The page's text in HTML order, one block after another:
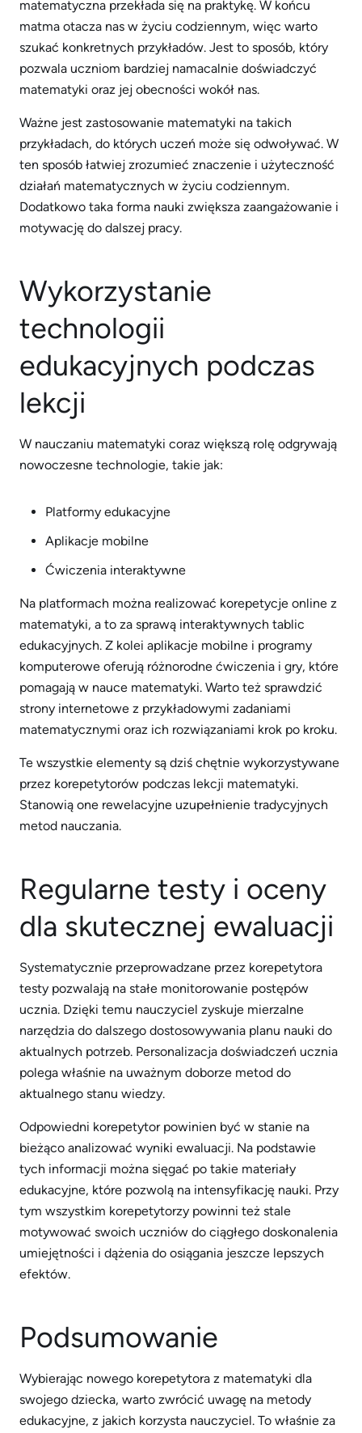
matematyczna przekłada się na praktykę. W końcu
matma otacza nas w życiu codziennym, więc warto
szukać konkretnych przykładów. Jest to sposób, który
pozwala uczniom bardziej namacalnie doświadczyć
matematyki oraz jej obecności wokół nas.
Ważne jest zastosowanie matematyki na takich
przykładach, do których uczeń może się odwoływać. W
ten sposób łatwiej zrozumieć znaczenie i użyteczność
działań matematycznych w życiu codziennym.
Dodatkowo taka forma nauki zwiększa zaangażowanie i
motywację do dalszej pracy.
Wykorzystanie
technologii
edukacyjnych podczas
lekcji
W nauczaniu matematyki coraz większą rolę odgrywają
nowoczesne technologie, takie jak:
Platformy edukacyjne
Aplikacje mobilne
Ćwiczenia interaktywne
Na platformach można realizować korepetycje online z
matematyki, a to za sprawą interaktywnych tablic
edukacyjnych. Z kolei aplikacje mobilne i programy
komputerowe oferują różnorodne ćwiczenia i gry, które
pomagają w nauce matematyki. Warto też sprawdzić
strony internetowe z przykładowymi zadaniami
matematycznymi oraz ich rozwiązaniami krok po kroku.
Te wszystkie elementy są dziś chętnie wykorzystywane
przez korepetytorów podczas lekcji matematyki.
Stanowią one rewelacyjne uzupełnienie tradycyjnych
metod nauczania.
Regularne testy i oceny
dla skutecznej ewaluacji
Systematycznie przeprowadzane przez korepetytora
testy pozwalają na stałe monitorowanie postępów
ucznia. Dzięki temu nauczyciel zyskuje mierzalne
narzędzia do dalszego dostosowywania planu nauki do
aktualnych potrzeb. Personalizacja doświadczeń ucznia
polega właśnie na uważnym doborze metod do
aktualnego stanu wiedzy.
Odpowiedni korepetytor powinien być w stanie na
bieżąco analizować wyniki ewaluacji. Na podstawie
tych informacji można sięgać po takie materiały
edukacyjne, które pozwolą na intensyfikację nauki. Przy
tym wszystkim korepetytorzy powinni też stale
motywować swoich uczniów do ciągłego doskonalenia
umiejętności i dążenia do osiągania jeszcze lepszych
efektów.
Podsumowanie
Wybierając nowego korepetytora z matematyki dla
swojego dziecka, warto zwrócić uwagę na metody
edukacyjne, z jakich korzysta nauczyciel. To właśnie za